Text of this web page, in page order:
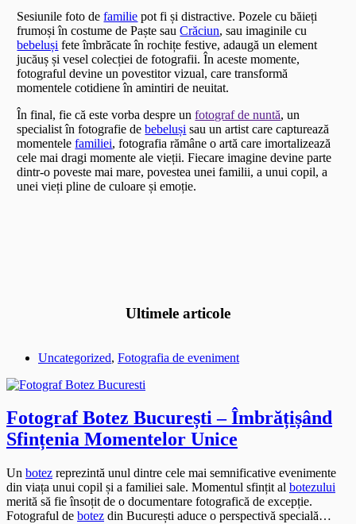
Sesiunile foto defamilie pot fi și distractive. Pozele cu băieți
frumoși în costume de Paște sauCrăciun, sau imaginile cu
bebeluși fete îmbrăcate în rochițe festive, adaugă un element
jucăuș și vesel colecției de fotografii. În aceste momente,
fotograful devine un povestitor vizual, care transformă
momentele cotidiene în amintiri de neuitat.
În final, fie că este vorba despre unfotograf de nuntă, un
specialist în fotografie debebeluși sau un artist care capturează
momentelefamiliei, fotografia rămâne o artă care imortalizează
cele mai dragi momente ale vieții. Fiecare imagine devine parte
dintr-o poveste mai mare, povestea unei familii, a unui copil, a
unei vieți pline de culoare și emoție.
Ultimele articole
Uncategorized, Fotografia de eveniment
Fotograf Botez București – Îmbrățișând
Sfințenia Momentelor Unice
Un botez reprezintă unul dintre cele mai semnificative evenimente
din viața unui copil și a familiei sale. Momentul sfințit al botezului
merită să fie însoțit de o documentare fotografică de excepție.
Fotograful de botez din București aduce o perspectivă specială…